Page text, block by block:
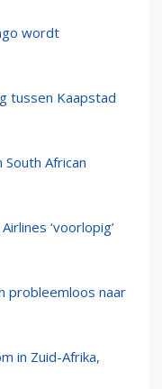
wordt
tussen Kaapstad
African
‘voorlopig’
probleemloos naar
in Zuid-Afrika,